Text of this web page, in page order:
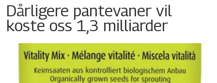
Dårligere pantevaner vil
koste oss 1,3 milliarder